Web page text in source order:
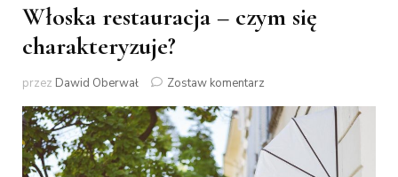
Włoska restauracja – czym się
charakteryzuje?
przez Dawid Oberwał Zostaw komentarz
restauracja
–
czym